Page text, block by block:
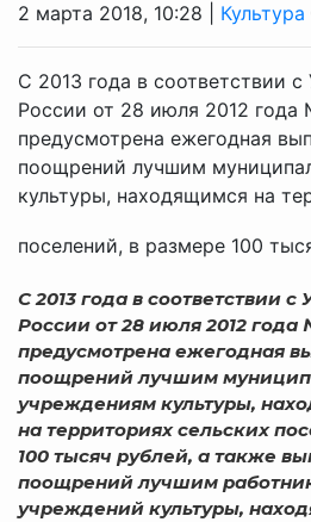
2 марта 2018, 10:28 | Культура
С 2013 года в соответствии
России от 28 июля 2012 года
предусмотрена ежегодная
поощрений лучшим
культуры, находящимся на
поселений, в размере 100
С 2013 года в соответствии
России от 28 июля 2012 года
предусмотрена ежегодная
поощрений лучшим
учреждениям культуры,
на территориях сельских
100 тысяч рублей, а также
поощрений лучшим
учреждений культуры,